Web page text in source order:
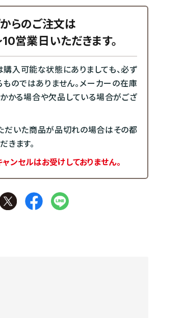
らのご注文は
営業日いただきます。
入可能な状態にありましても、必ず
のではありません。メーカーの在庫
かる場合や欠品している場合がござ
いた商品が品切れの場合はその都
きます。
ンセルはお受けしておりません。